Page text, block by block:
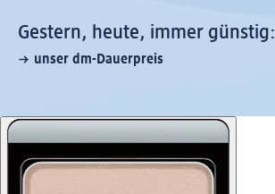
Gestern, heute, immer günstig:
unser dm-Dauerpreis